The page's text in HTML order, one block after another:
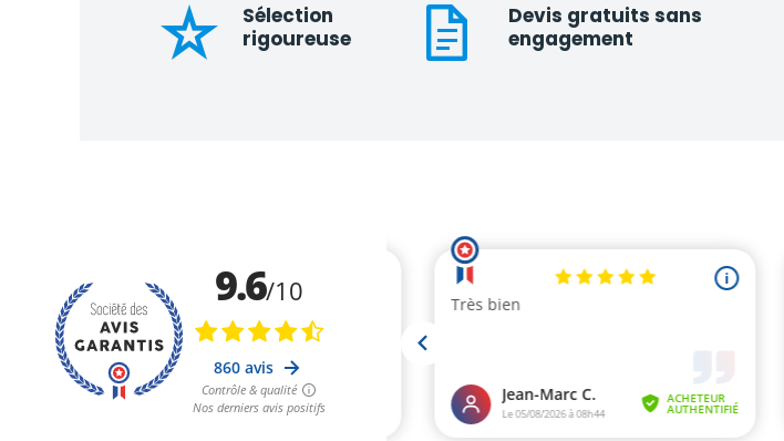
Sélection
rigoureuse
Devis gratuits sans
engagement